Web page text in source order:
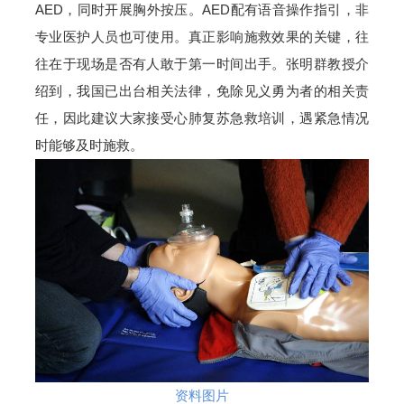
AED，同时开展胸外按压。AED配有语音操作指引，非
专业医护人员也可使用。真正影响施救效果的关键，往
往在于现场是否有人敢于第一时间出手。张明群教授介
绍到，我国已出台相关法律，免除见义勇为者的相关责
任，因此建议大家接受心肺复苏急救培训，遇紧急情况
时能够及时施救。
资料图片